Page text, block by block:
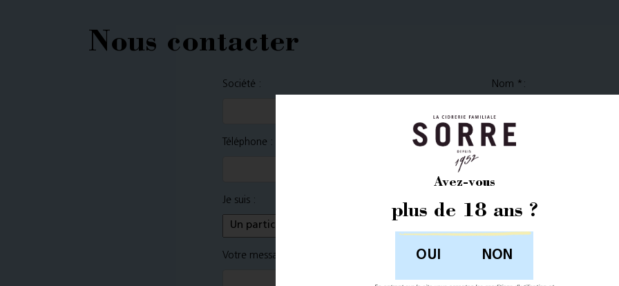
Avez-vous
plus de 18 ans ?
NON
Nous contacter
Société : Nom * :
Téléphone : Adresse de courriel
Je suis :
Votre message